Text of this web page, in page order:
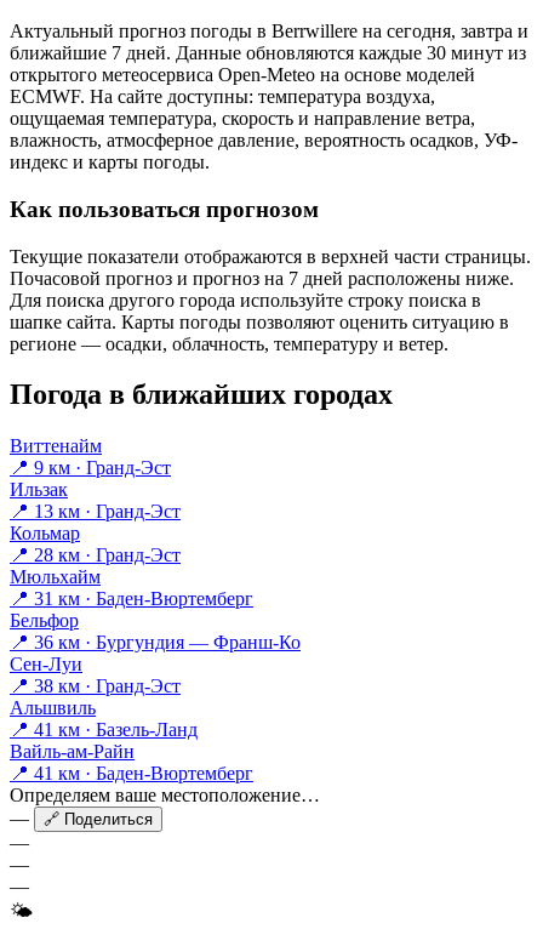
Актуальный прогноз погоды в Berrwillerе на сегодня, завтра и
ближайшие 7 дней. Данные обновляются каждые 30 минут из
открытого метеосервиса Open-Meteo на основе моделей
ECMWF. На сайте доступны: температура воздуха,
ощущаемая температура, скорость и направление ветра,
влажность, атмосферное давление, вероятность осадков, УФ-
индекс и карты погоды.
Как пользоваться прогнозом
Текущие показатели отображаются в верхней части страницы.
Почасовой прогноз и прогноз на 7 дней расположены ниже.
Для поиска другого города используйте строку поиска в
шапке сайта. Карты погоды позволяют оценить ситуацию в
регионе — осадки, облачность, температуру и ветер.
Погода в ближайших городах
Виттенайм
📍 9 км · Гранд-Эст
Ильзак
📍 13 км · Гранд-Эст
Кольмар
📍 28 км · Гранд-Эст
Мюльхайм
📍 31 км · Баден-Вюртемберг
Бельфор
📍 36 км · Бургундия — Франш-Ко
Сен-Луи
📍 38 км · Гранд-Эст
Альшвиль
📍 41 км · Базель-Ланд
Вайль-ам-Райн
📍 41 км · Баден-Вюртемберг
Определяем ваше местоположение…
—
🔗 Поделиться
—
—
—
🌤